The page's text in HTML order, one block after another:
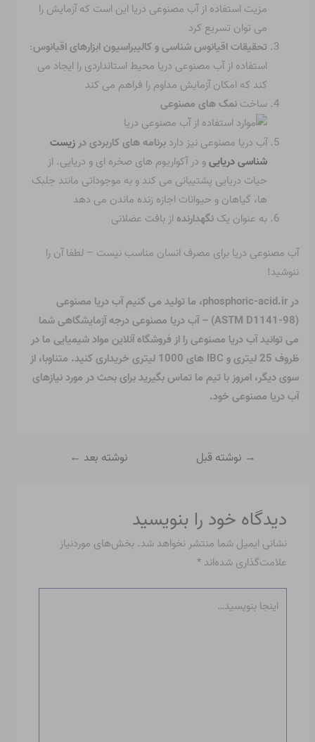
مزیت استفاده از آب مصنوعی دریا این است که آزمایش را
می توان تسریع کرد
تحقیقات اقیانوس شناسی و کالیبراسیون ابزارهای اقیانوس:
استفاده از آب مصنوعی دریا محیط استانداردی را ایجاد می
کند که امکان آزمایش مداوم را فراهم می کند
ساختنمک های مصنوعی
آب دریا مصنوعی نیز داردبرنامه های کاربردی درزیست
شناسی دریاییو در آکواریوم های صخره ای و دریایی. از
حیات دریایی پشتیبانی می کند و به موجوداتی مانند جلبک
ها، گیاهان و حیوانات اجازه زنده ماندن می دهد
به عنوان یکنگهدارنده از بافت عضلانی
آب مصنوعی دریا برای مصرف انسان مناسب نیست – لطفا آن را
ننوشید!
در phosphoric-acid.ir، ما تولید می کنیم
آب دریا مصنوعی
(ASTM D1141-98)
– آب دریا مصنوعی درجه آزمایشگاهی شما
می توانید آب دریا مصنوعی را از فروشگاه آنلاین مواد شیمیایی ما در
ظروف 25 لیتری و IBC های 1000 لیتری خریداری کنید. متناوبا، از
سوی دیگر،امروز با تیم ما تماس بگیریدبرای بحث در مورد نیازهای
آب دریا مصنوعی خود.
→ نوشته قبل نوشته بعد ←
دیدگاه‌ خود را بنویسید
نشانی ایمیل شما منتشر نخواهد شد. بخش‌های موردنیاز
علامت‌گذاری شده‌اند*
بنویسید…